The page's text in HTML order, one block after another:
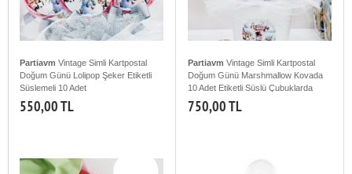
Partiavm Vintage Simli Kartpostal
Doğum Günü Lolipop Şeker Etiketli
Süslemeli 10 Adet
550,00 TL
Partiavm Vintage Simli Kartpostal
Doğum Günü Marshmallow Kovada
10 Adet Etiketli Süslü Çubuklarda
750,00 TL